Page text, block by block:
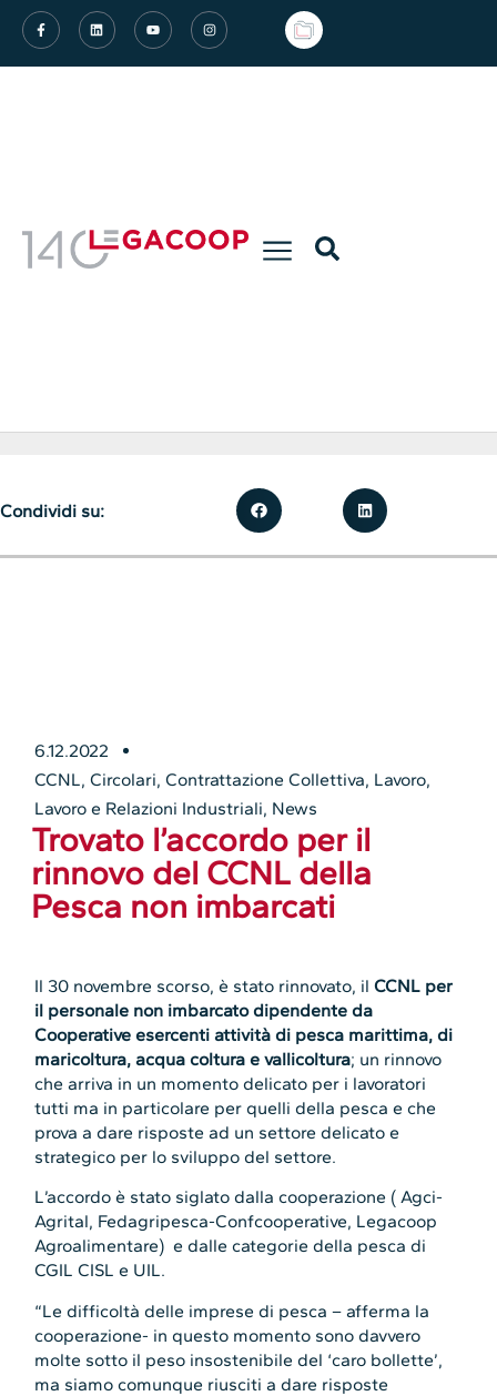
6.12.2022
CCNL,Circolari,Contrattazione Collettiva, Lavoro,
Lavoro e Relazioni Industriali, News
Trovato l’accordo per il
rinnovo del CCNL della
Pesca non imbarcati
Il 30 novembre scorso, è stato rinnovato, ilCCNL per
il personale non imbarcato dipendente da
Cooperative esercenti attività di pesca marittima, di
maricoltura, acqua coltura e vallicoltura; un rinnovo
che arriva in un momento delicato per i lavoratori
tutti ma in particolare per quelli della pesca e che
prova a dare risposte ad un settore delicato e
strategico per lo sviluppo del settore.
L’accordo è stato siglato dalla cooperazione ( Agci-
Agrital, Fedagripesca-Confcooperative, Legacoop
Agroalimentare) e dalle categorie della pesca di
CGIL CISL e UIL.
“Le difficoltà delle imprese di pesca – afferma la
cooperazione- in questo momento sono davvero
molte sotto il peso insostenibile del ‘caro bollette’,
ma siamo comunque riusciti a dare risposte
Condividi su: